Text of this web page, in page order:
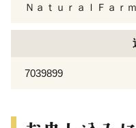
ＮａｔｕｒａｌＦａｒｍ
7039899